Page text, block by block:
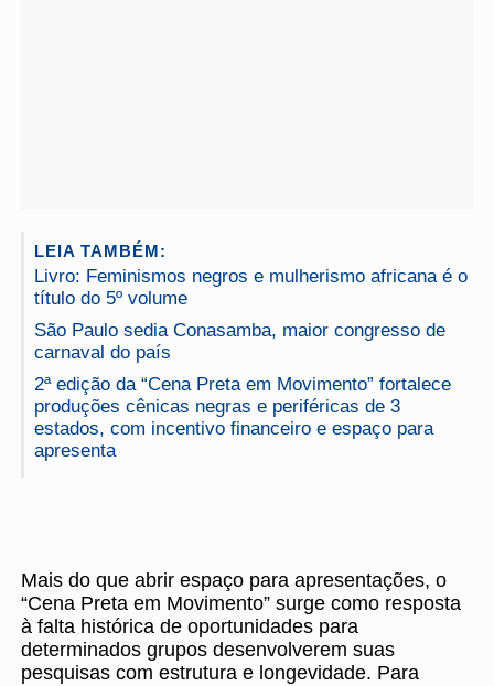
LEIA TAMBÉM:
Livro: Feminismos negros e mulherismo africana é o
título do 5º volume
São Paulo sedia Conasamba, maior congresso de
carnaval do país
2ª edição da “Cena Preta em Movimento” fortalece
produções cênicas negras e periféricas de 3
estados, com incentivo financeiro e espaço para
apresenta
Mais do que abrir espaço para apresentações, o
“Cena Preta em Movimento” surge como resposta
à falta histórica de oportunidades para
determinados grupos desenvolverem suas
pesquisas com estrutura e longevidade. Para